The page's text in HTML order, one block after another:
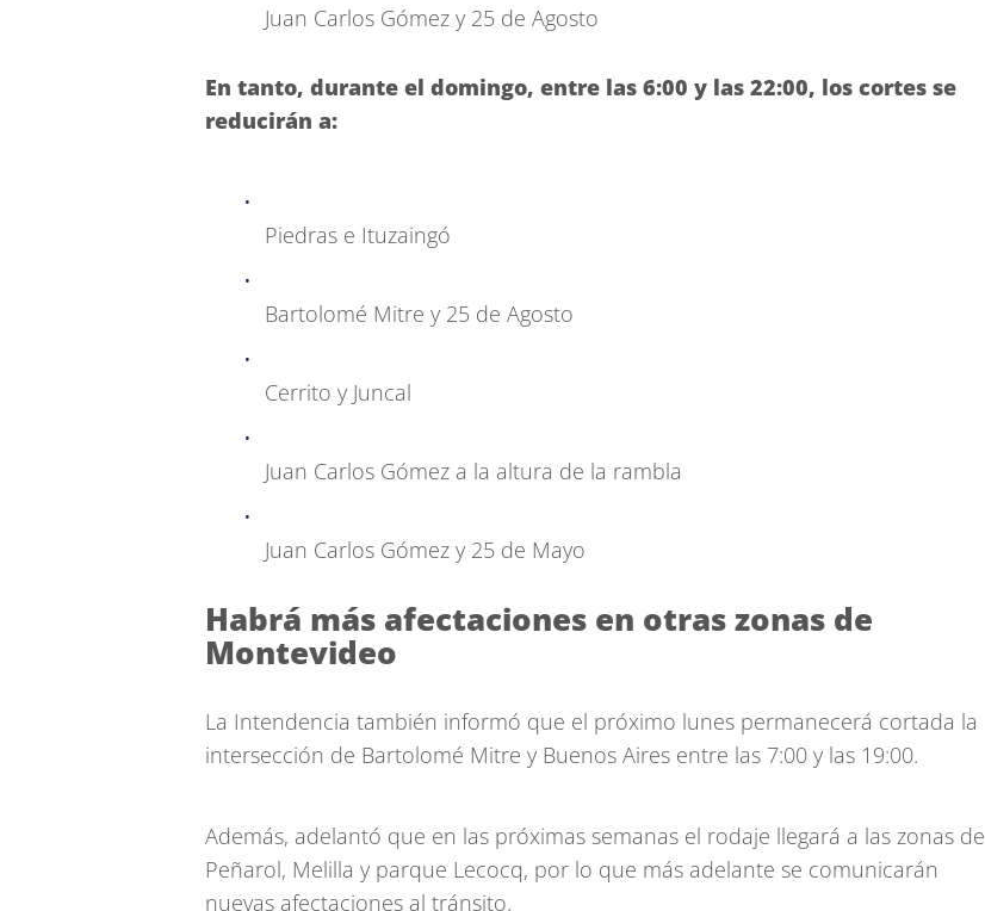
Juan Carlos Gómez y 25 de Agosto
En tanto, durante el domingo, entre las 6:00 y las 22:00, los cortes se
reducirán a:
Piedras e Ituzaingó
Bartolomé Mitre y 25 de Agosto
Cerrito y Juncal
Juan Carlos Gómez a la altura de la rambla
Juan Carlos Gómez y 25 de Mayo
Habrá más afectaciones en otras zonas de
Montevideo
La Intendencia también informó que el próximo lunes permanecerá cortada la
intersección de Bartolomé Mitre y Buenos Aires entre las 7:00 y las 19:00.
Además, adelantó que en las próximas semanas el rodaje llegará a las zonas de
Peñarol, Melilla y parque Lecocq, por lo que más adelante se comunicarán
nuevas afectaciones al tránsito.